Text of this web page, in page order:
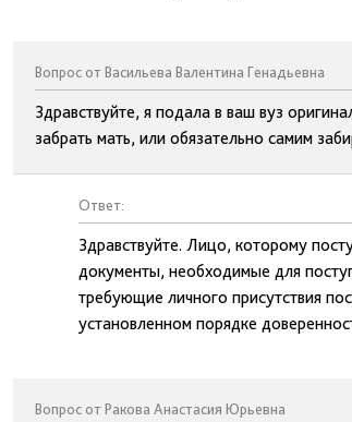
Вопрос от Васильева Валентина Генадьевна
Здравствуйте, я подала в ваш вуз
забрать мать, или обязательно самим
Ответ:
Здравствуйте. Лицо, которому
документы, необходимые для
требующие личного присутствия
установленном порядке
Вопрос от Ракова Анастасия Юрьевна